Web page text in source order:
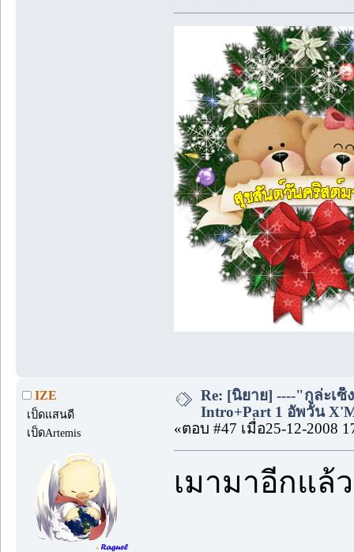
IZE
เป็ดแสนดี
เป็ดArtemis
Re: [นิยาย] ----"กูล่ะเ
Intro+Part 1 อัพวัน
«ตอบ #47 เมื่อ25-12-2008
เมามาอีกแล้